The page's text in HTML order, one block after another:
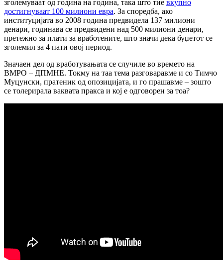
зголемуваат од година на година, така што тие вкупно
достигнуваат 100 милиони евра. За споредба, ако
институцијата во 2008 година предвидела 137 милиони
денари, годинава се предвидени над 500 милиони денари,
претежно за плати за вработените, што значи дека буџетот се
зголемил за 4 пати овој период.
Значаен дел од вработувањата се случиле во времето на
ВМРО – ДПМНЕ. Токму на таа тема разговаравме и со Тимчо
Муцунски, пратеник од опозицијата, и го прашавме – зошто
се толерирала ваквата пракса и кој е одговорен за тоа?